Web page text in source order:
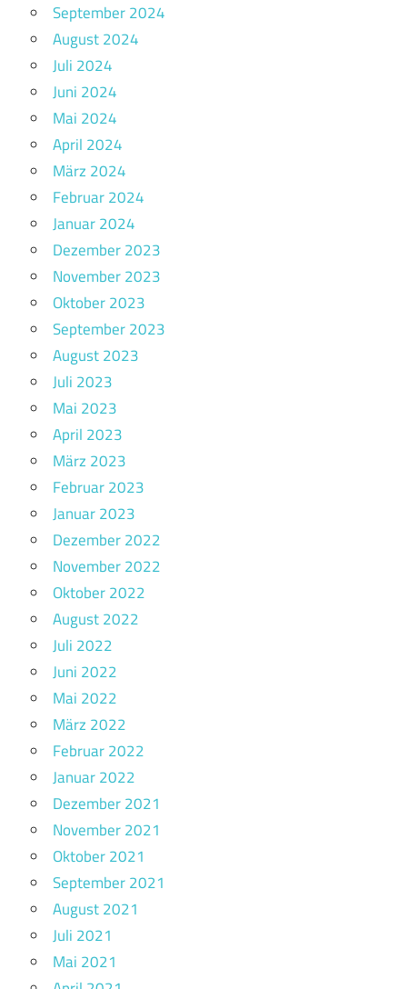
September 2024
August 2024
Juli 2024
Juni 2024
Mai 2024
April 2024
März 2024
Februar 2024
Januar 2024
Dezember 2023
November 2023
Oktober 2023
September 2023
August 2023
Juli 2023
Mai 2023
April 2023
März 2023
Februar 2023
Januar 2023
Dezember 2022
November 2022
Oktober 2022
August 2022
Juli 2022
Juni 2022
Mai 2022
März 2022
Februar 2022
Januar 2022
Dezember 2021
November 2021
Oktober 2021
September 2021
August 2021
Juli 2021
Mai 2021